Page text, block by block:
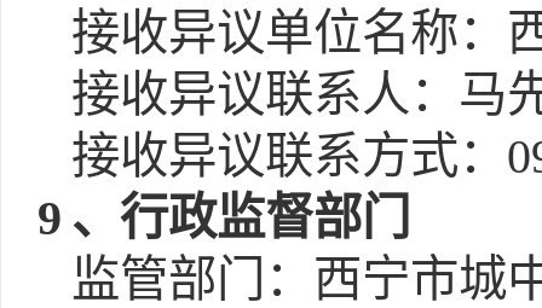
接收异议单位名称：
接收异议联系人：马
接收异议联系方式：
9 、行政监督部门
监管部门：西宁市城